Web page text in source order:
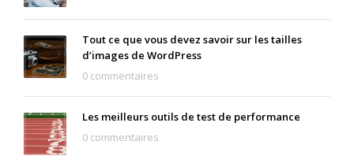
Tout ce que vous devez savoir sur les tailles
d’images de WordPress
0 commentaires
Les meilleurs outils de test de performance
0 commentaires